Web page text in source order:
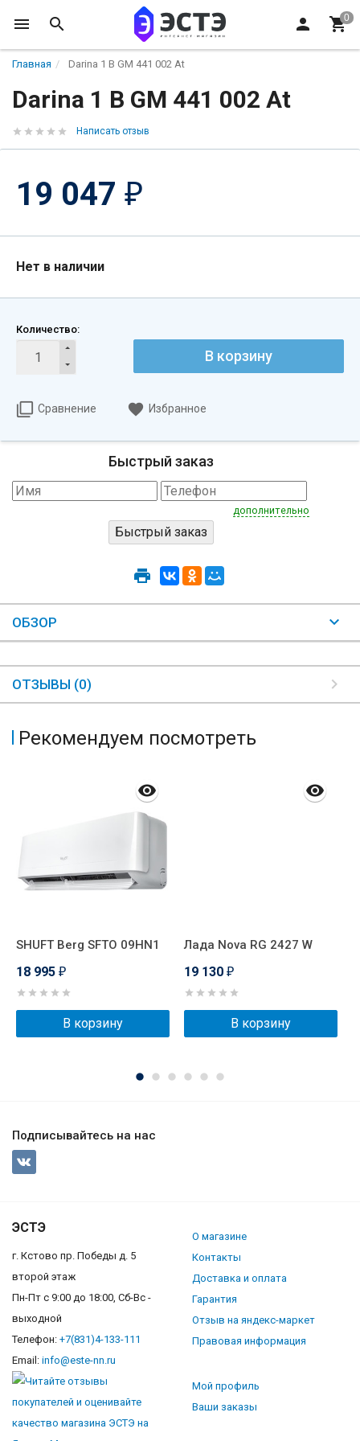
Главная Darina 1 B GM 441 002 At
Darina 1 B GM 441 002 At
Написать отзыв
19 047 ₽
Нет в наличии
Количество:
В корзину
Сравнение Избранное
Быстрый заказ
дополнительно
ОБЗОР
ОТЗЫВЫ (0)
Рекомендуем посмотреть
SHUFT Berg SFTO 09HN1
18 995 ₽
В корзину
Лада Nova RG 2427 W
19 130 ₽
В корзину
Подписывайтесь на нас
ЭСТЭ
г. Кстово пр. Победы д. 5
второй этаж
Пн-Пт с 9:00 до 18:00, Сб-Вс -
выходной
Телефон: +7(831)4-133-111
Email: info@este-nn.ru
О магазине
Контакты
Доставка и оплата
Гарантия
Отзыв на яндекс-маркет
Правовая информация
Мой профиль
Ваши заказы